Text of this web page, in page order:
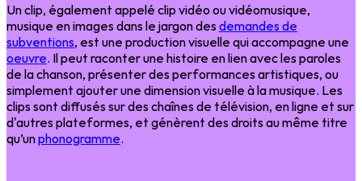
Un clip, également appelé clip vidéo ou vidéomusique,
musique en images dans le jargon desdemandes de
subventions, est une production visuelle qui accompagne une
oeuvre. Il peut raconter une histoire en lien avec les paroles
de la chanson, présenter des performances artistiques, ou
simplement ajouter une dimension visuelle à la musique. Les
clips sont diffusés sur des chaînes de télévision, en ligne et sur
d'autres plateformes, et génèrent des droits au même titre
qu’unphonogramme.